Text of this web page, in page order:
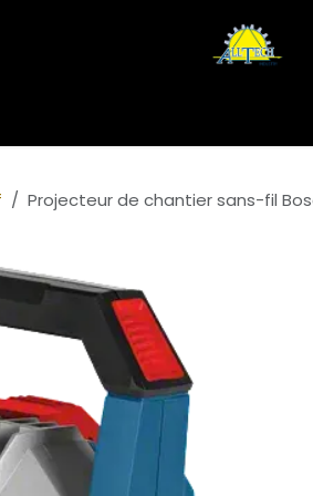
Projecteur de chantier sans-fil